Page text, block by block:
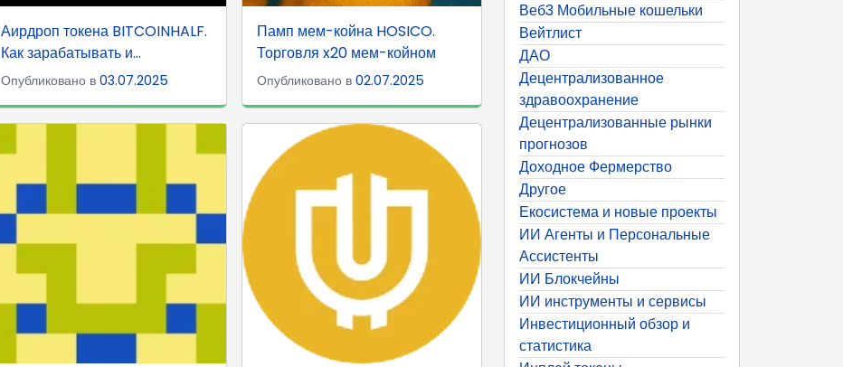
Аирдроп токена BITCOINHALF.
Как зарабатывать и...
Опубликовано в03.07.2025
Памп мем-койна HOSICO.
Торговля x20 мем-койном
Опубликовано в 02.07.2025
Веб3 Мобильные кошельки
Вейтлист
ДАО
Децентрализованное
здравоохранение
Децентрализованные рынки
прогнозов
Доходное Фермерство
Другое
Екосистема и новые проекты
ИИ Агенты и Персональные
Ассистенты
ИИ Блокчейны
ИИ инструменты и сервисы
Инвестиционный обзор и
статистика